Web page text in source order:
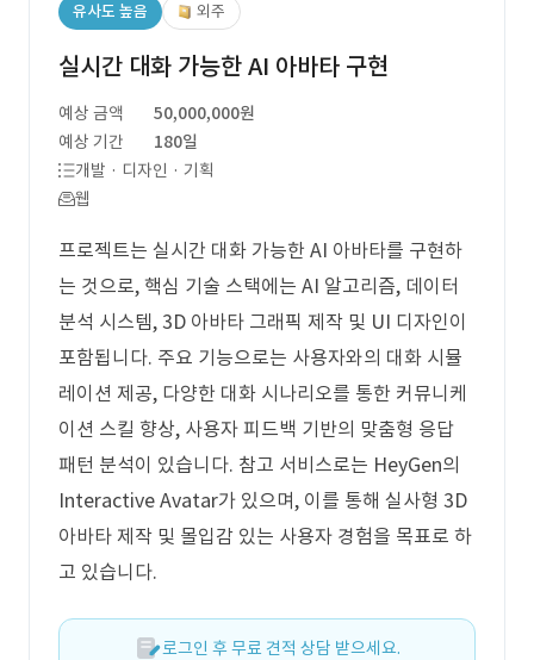
유사도 높음 외주
실시간 대화 가능한 AI 아바타 구현
예상 금액
50,000,000원
예상 기간
180일
개발 · 디자인 · 기획
웹
프로젝트는 실시간 대화 가능한 AI 아바타를 구현하
는 것으로, 핵심 기술 스택에는 AI 알고리즘, 데이터
분석 시스템, 3D 아바타 그래픽 제작 및 UI 디자인이
포함됩니다. 주요 기능으로는 사용자와의 대화 시뮬
레이션 제공, 다양한 대화 시나리오를 통한 커뮤니케
이션 스킬 향상, 사용자 피드백 기반의 맞춤형 응답
패턴 분석이 있습니다. 참고 서비스로는 HeyGen의
Interactive Avatar가 있으며, 이를 통해 실사형 3D
아바타 제작 및 몰입감 있는 사용자 경험을 목표로 하
고 있습니다.
로그인 후 무료 견적 상담 받으세요.